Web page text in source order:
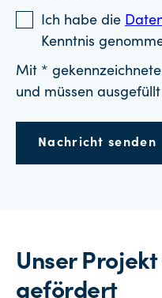
Ich habe die
Kenntnis
Mit *
und müssen
Nachricht senden
Unser
gefördert